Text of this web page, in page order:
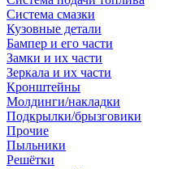
Система смазки
Кузовные детали
Бампер и его части
Замки и их части
Зеркала и их части
Кронштейны
Молдинги/накладки
Подкрылки/брызговики
Прочие
Пыльники
Решётки